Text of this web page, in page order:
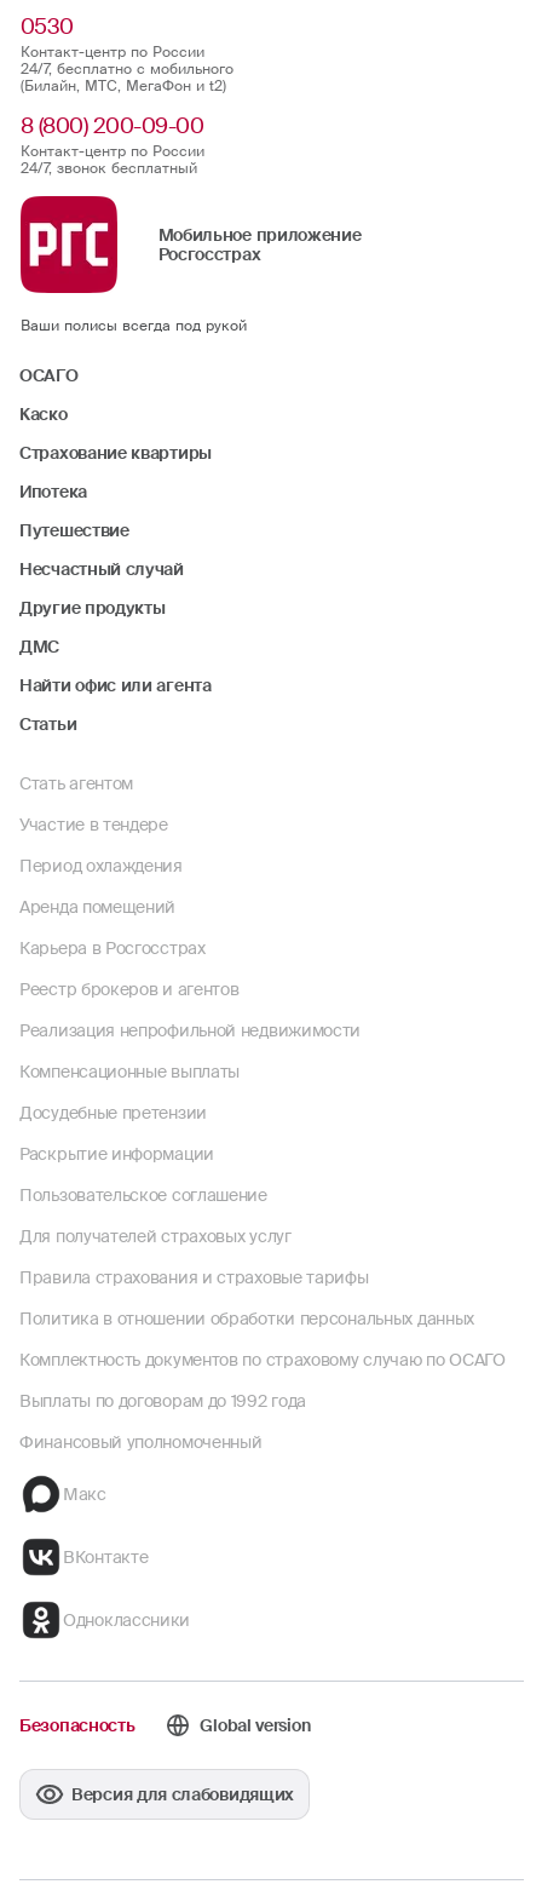
0530
Контакт-центр по России
24/7, бесплатно с мобильного
(Билайн, МТС, МегаФон и t2)
8 (800) 200-09-00
Контакт-центр по России
24/7, звонок бесплатный
Мобильное приложение
Росгосстрах
Ваши полисы всегда под рукой
ОСАГО
Каско
Страхование квартиры
Ипотека
Путешествие
Несчастный случай
Другие продукты
ДМС
Найти офис или агента
Статьи
Стать агентом
Участие в тендере
Период охлаждения
Аренда помещений
Карьера в Росгосстрах
Реестр брокеров и агентов
Реализация непрофильной недвижимости
Компенсационные выплаты
Досудебные претензии
Раскрытие информации
Пользовательское соглашение
Для получателей страховых услуг
Правила страхования и страховые тарифы
Политика в отношении обработки персональных данных
Комплектность документов по страховому случаю по ОСАГО
Выплаты по договорам до 1992 года
Финансовый уполномоченный
Макс
ВКонтакте
Одноклассники
Безопасность Global version
Версия для слабовидящих